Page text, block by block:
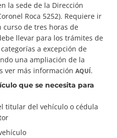
la sede de la Dirección
Roca 5252). Requiere ir
curso de tres horas de
llevar para los trámites de
a excepción de
una ampliación de la
ver más información AQUÍ.
que se necesita para
titular del vehículo o cédula